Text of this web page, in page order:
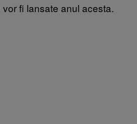
fi lansate anul acesta.